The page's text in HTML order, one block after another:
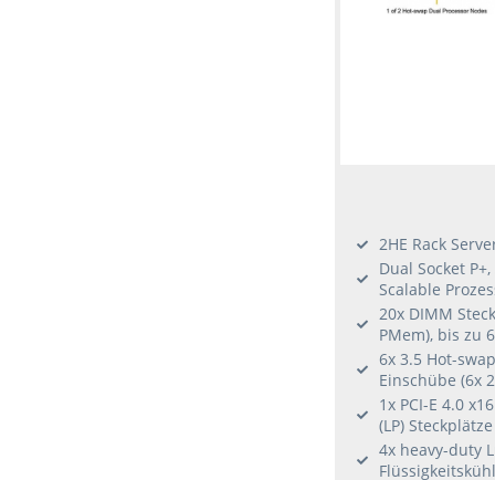
2HE Rack
Dual Socket
Scalable
20x DIMM
PMem), bis zu
6x 3.5 Hot-
Einschübe (6x
1x PCI-E 4.0
(LP) Steckplätze
4x heavy-duty